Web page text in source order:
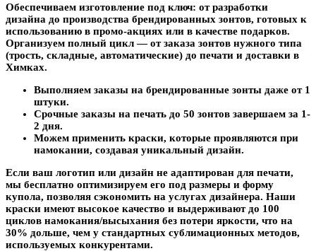
Обеспечиваем изготовление под ключ: от разработки
дизайна до производства брендированных зонтов, готовых к
использованию в промо-акциях или в качестве подарков.
Организуем полный цикл — от заказа зонтов нужного типа
(трость, складные, автоматические) до печати и доставки в
Химках.
Выполняем заказы на брендированные зонты даже от 1
штуки.
Срочные заказы на печать до 50 зонтов завершаем за 1-
2 дня.
Можем применить краски, которые проявляются при
намокании, создавая уникальный дизайн.
Если ваш логотип или дизайн не адаптирован для печати,
мы бесплатно оптимизируем его под размеры и форму
купола, позволяя сэкономить на услугах дизайнера. Наши
краски имеют высокое качество и выдерживают до 100
циклов намокания/высыхания без потери яркости, что на
30% дольше, чем у стандартных сублимационных методов,
используемых конкурентами.